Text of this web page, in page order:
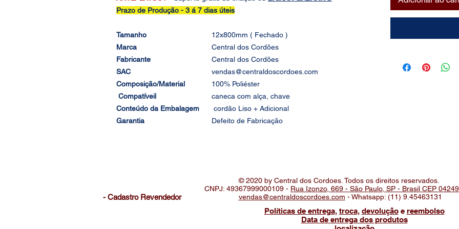
Prazo de Produção - 3 á 7 dias úteis
Tamanho
12x800mm ( Fechado )
Marca
Central dos Cordões
Fabricante
Central dos Cordões
SAC
vendas@centraldoscordoes.com
Composição/Material
100% Poliéster
Compatíveil
caneca com alça, chave
Conteúdo da Embalagem
cordão Liso + Adicional
Garantia
Defeito de Fabricação
- Cadastro Revendedor
© 2020 by Central dos Cordoes. Todos os direitos reservados.
CNPJ: 49367999000109 - Rua Izonzo, 669 - São Paulo, SP - Brasil CEP
vendas@centraldoscordoes.com - Whatsapp: (11) 9.45463131
Políticas de entrega, troca, devoluçãoe reembolso
Data de entrega dos produtos